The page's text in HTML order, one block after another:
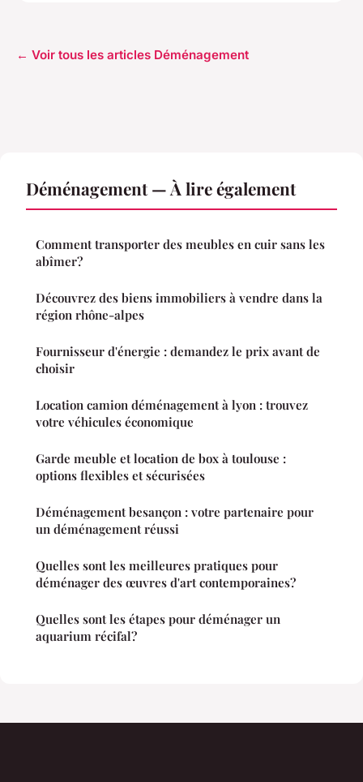
← Voir tous les articles Déménagement
Déménagement — À lire également
Comment transporter des meubles en cuir sans les
abîmer?
Découvrez des biens immobiliers à vendre dans la
région rhône-alpes
Fournisseur d'énergie : demandez le prix avant de
choisir
Location camion déménagement à lyon : trouvez
votre véhicules économique
Garde meuble et location de box à toulouse :
options flexibles et sécurisées
Déménagement besançon : votre partenaire pour
un déménagement réussi
Quelles sont les meilleures pratiques pour
déménager des œuvres d'art contemporaines?
Quelles sont les étapes pour déménager un
aquarium récifal?